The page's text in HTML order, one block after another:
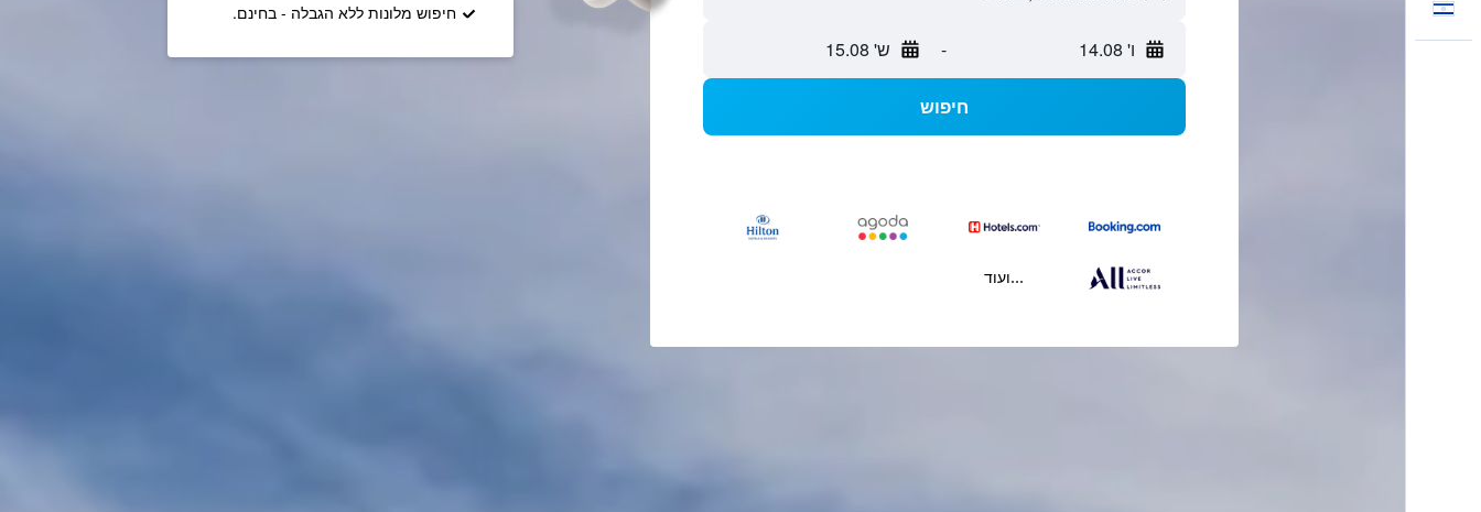
ו' 14.08 - ש' 15.08
חיפוש
...ועוד
חיפוש מלונות ללא הגבלה - בחינם.